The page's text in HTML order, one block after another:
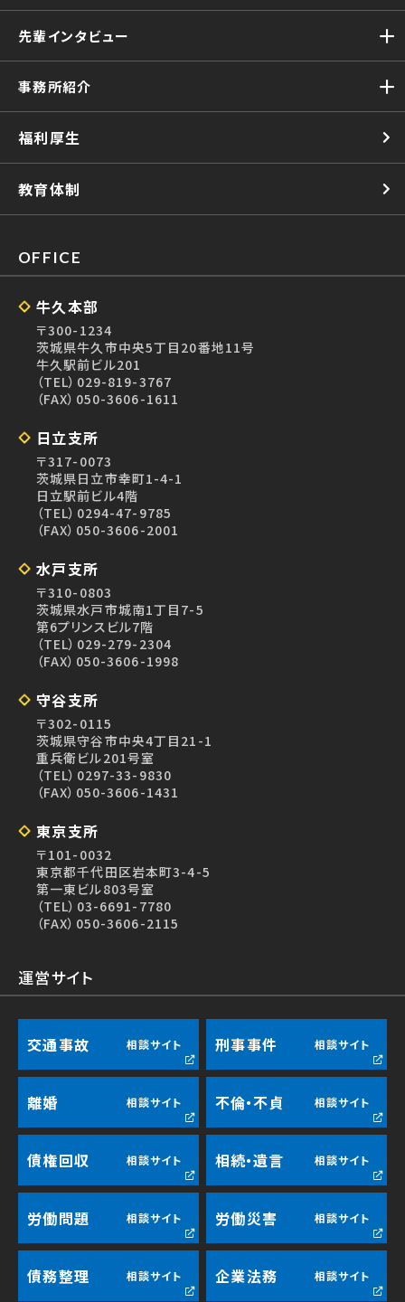
先輩インタビュー
事務所紹介
福利厚生
教育体制
OFFICE
牛久本部
〒300-1234
茨城県牛久市中央5丁目20番地11号
牛久駅前ビル201
（TEL） 029-819-3767
（FAX）050-3606-1611
日立支所
〒317-0073
茨城県日立市幸町1-4-1
日立駅前ビル4階
（TEL） 0294-47-9785
（FAX）050-3606-2001
水戸支所
〒310-0803
茨城県水戸市城南1丁目7-5
第6プリンスビル7階
（TEL） 029-279-2304
（FAX）050-3606-1998
守谷支所
〒302-0115
茨城県守谷市中央4丁目21-1
重兵衛ビル201号室
（TEL） 0297-33-9830
（FAX）050-3606-1431
東京支所
〒101-0032
東京都千代田区岩本町3-4-5
第一東ビル803号室
（TEL） 03-6691-7780
（FAX）050-3606-2115
運営サイト
交通事故 相談サイト 刑事事件 相談サイト
離婚 相談サイト 不倫・不貞 相談サイト
債権回収 相談サイト 相続・遺言 相談サイト
労働問題 相談サイト 労働災害 相談サイト
債務整理 相談サイト 企業法務 相談サイト